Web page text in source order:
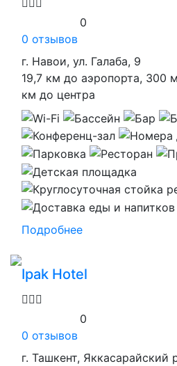
0
0 отзывов
г. Навои, ул. Галаба, 9
19,7 км до аэропорта, 300
км до центра
Подробнее
Ipak Hotel
0
0 отзывов
г. Ташкент, Яккасарайский